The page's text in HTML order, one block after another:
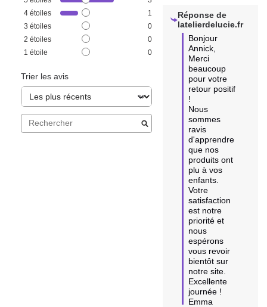
4 étoiles
1
3 étoiles
0
2 étoiles
0
1 étoile 0
Trier les avis
Réponse de
latelierdelucie.fr
Bonjour
Annick,
Merci
beaucoup
pour votre
retour positif
!
Nous
sommes
ravis
d'apprendre
que nos
produits ont
plu à vos
enfants.
Votre
satisfaction
est notre
priorité et
nous
espérons
vous revoir
bientôt sur
notre site.
Excellente
journée !
Emma